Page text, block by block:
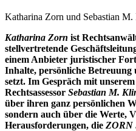
Katharina Zorn und Sebastian
Katharina Zorn ist
stellvertretende
einem Anbieter juristischer
Inhalte, persönliche
setzt. Im Gespräch mit
Rechtsassessor Sebastian M.
über ihren ganz persönlichen
sondern auch über die Werte,
Herausforderungen, die ZORN